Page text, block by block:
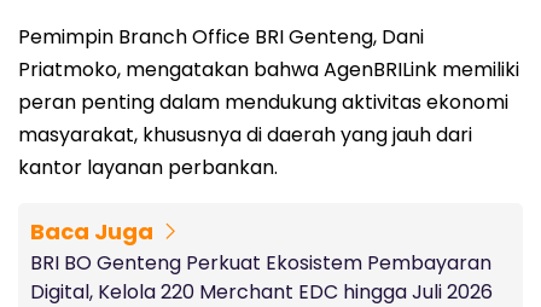
Pemimpin Branch Office BRI Genteng, Dani
Priatmoko, mengatakan bahwa AgenBRILink memiliki
peran penting dalam mendukung aktivitas ekonomi
masyarakat, khususnya di daerah yang jauh dari
kantor layanan perbankan.
Baca Juga
BRI BO Genteng Perkuat Ekosistem Pembayaran
Digital, Kelola 220 Merchant EDC hingga Juli 2026